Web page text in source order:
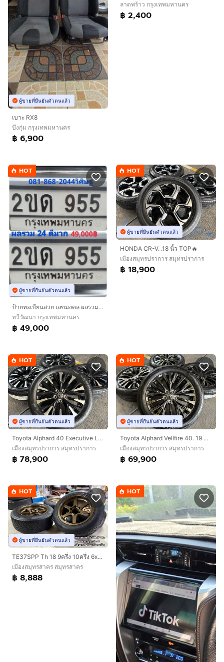
ผู้ขายที่ยืนยันตัวตนแล้ว
เบาะ RX8
บึงกุ่ม กรุงเทพมหานคร
฿ 6,900
ลาดพร้าว กรุงเทพมหานคร
฿ 2,400
HOT
ผู้ขายที่ยืนยันตัวตนแล้ว
ป้ายทะเบียนสวย เลขมงคล ผลรวม 24 ดีมาก พร้อมบริการสลับครับ
ทวีวัฒนา กรุงเทพมหานคร
฿ 49,000
HOT
ผู้ขายที่ยืนยันตัวตนแล้ว
HONDA CR-V. .18 นิ้ว TOP🔥
เมืองสมุทรปราการ สมุทรปราการ
฿ 18,900
HOT
ผู้ขายที่ยืนยันตัวตนแล้ว
Toyota Alphard 40 Executive Lounge 🔥
เมืองสมุทรปราการ สมุทรปราการ
฿ 78,900
HOT
ผู้ขายที่ยืนยันตัวตนแล้ว
Toyota Alphard Vellfire 40. 19 นิ้ว Top🔥
เมืองสมุทรปราการ สมุทรปราการ
฿ 69,900
HOT
ผู้ขายที่ยืนยันตัวตนแล้ว
TE37SPP Th 18 9ครึ่ง 10ครึ่ง 6x139 พร้อมยาง 255 50 18 ปี22 ครบชุด
เมืองสมุทรสาคร สมุทรสาคร
฿ 8,888
HOT